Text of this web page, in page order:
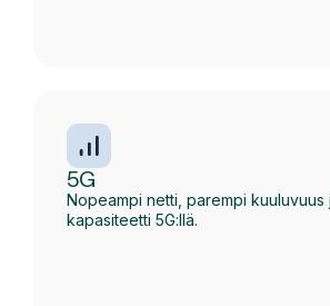
5G
Nopeampi netti, parempi kuuluvuus
kapasiteetti 5G:llä.